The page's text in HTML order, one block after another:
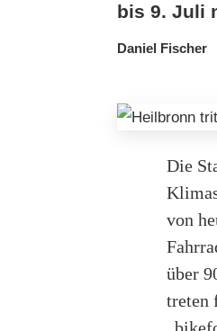
bis 9. Juli
Daniel Fischer
Die
von
über
treten